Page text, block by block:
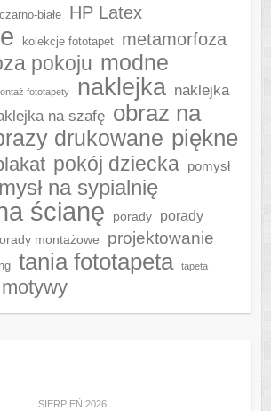
białe HP Latex
kolekcje fototapet metamorfoza
pokoju modne
fototapety naklejka naklejka
na szafę obraz na
drukowane piękne
pokój dziecka pomysł
na sypialnię
ścianę porady
porady
montażowe
projektowanie
tania fototapeta tapeta
SIERPIEŃ 2026